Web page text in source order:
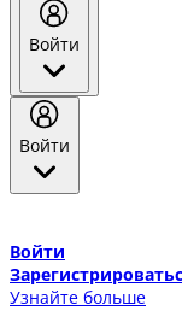
Войти
Войти
Войти
Узнайте больше